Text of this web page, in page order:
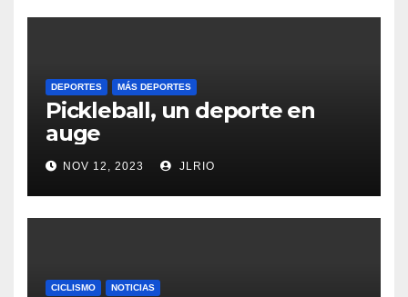
DEPORTES MÁS DEPORTES
Pickleball, un deporte en
auge
NOV 12, 2023 JLRIO
CICLISMO NOTICIAS